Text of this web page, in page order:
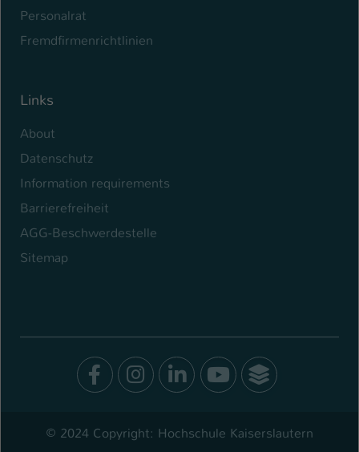
Personalrat
Fremdfirmenrichtlinien
Links
About
Datenschutz
Information requirements
Barrierefreiheit
AGG-Beschwerdestelle
Sitemap
Facebook
Instagram
LinkedIn
Youtube
© 2024 Copyright: Hochschule Kaiserslautern